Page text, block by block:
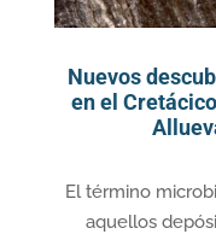
Nuevos
en el
El término
aquellos